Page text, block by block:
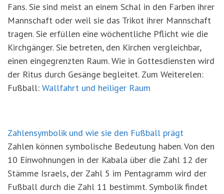
Fans. Sie sind meist an einem Schal in den Farben ihrer
Mannschaft oder weil sie das Trikot ihrer Mannschaft
tragen. Sie erfüllen eine wöchentliche Pflicht wie die
Kirchgänger. Sie betreten, den Kirchen vergleichbar,
einen eingegrenzten Raum. Wie in Gottesdiensten wird
der Ritus durch Gesänge begleitet. Zum Weiterelen:
Fußball: Wallfahrt und heiliger Raum
Zahlensymbolik und wie sie den Fußball prägt
Zahlen können symbolische Bedeutung haben. Von den
10 Einwohnungen in der Kabala über die Zahl 12 der
Stämme Israels, der Zahl 5 im Pentagramm wird der
Fußball durch die Zahl 11 bestimmt. Symbolik findet